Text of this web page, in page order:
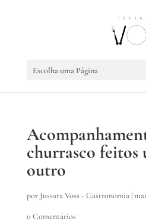
Escolha uma Página
churrasco feitos
outro
por Jussara Voss - Gastronomia|
0 Comentários